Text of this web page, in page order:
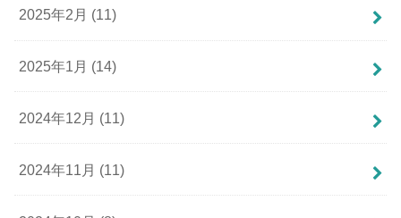
2025年2月 (11)
2025年1月 (14)
2024年12月 (11)
2024年11月 (11)